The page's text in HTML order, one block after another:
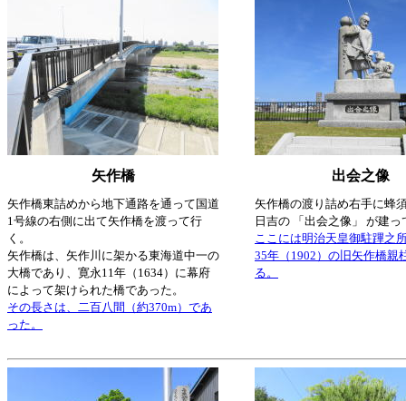
矢作橋 出会之像
矢作橋東詰めから地下通路を通って国道
1号線の右側に出て矢作橋を渡って行
く。
矢作橋は、矢作川に架かる東海道中一の
大橋であり、寛永11年（1634）に幕府
によって架けられた橋であった。
その長さは、二百八間（約370m）であ
った。
矢作橋の渡り詰め右手に蜂
日吉の 「出会之像」 が建っ
ここには明治天皇御駐蹕之
35年（1902）の旧矢作橋親
る。